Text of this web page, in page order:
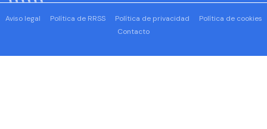
Aviso legal Política de RRSS Política de privacidad
Política de cookies
Contacto